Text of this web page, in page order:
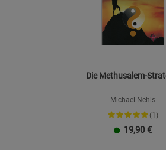
Die Methusalem-
Michael Nehls
(1)
19,90 €